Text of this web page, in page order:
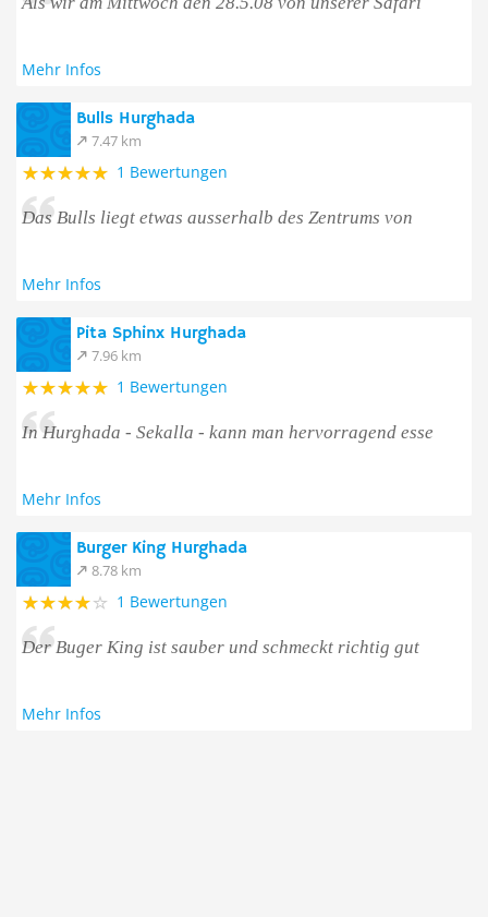
Mehr Infos
Bulls Hurghada
7.47 km
1 Bewertungen
Das Bulls liegt etwas ausserhalb des Zentrums von
Mehr Infos
Pita Sphinx Hurghada
7.96 km
1 Bewertungen
In Hurghada - Sekalla - kann man hervorragend esse
Mehr Infos
Burger King Hurghada
8.78 km
1 Bewertungen
Der Buger King ist sauber und schmeckt richtig gut
Mehr Infos